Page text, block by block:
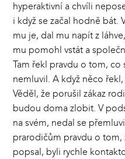
hyperaktivní a chvíli
i když se začal hodně bát.
mu je, dal mu napít z
mu pomohl vstát a
Tam řekl pravdu o tom, co
nemluvil. A když něco
Věděl, že porušil zákaz
budou doma zlobit. V
na svém, nedal se
prarodičům pravdu o tom,
popsal, byli rychle